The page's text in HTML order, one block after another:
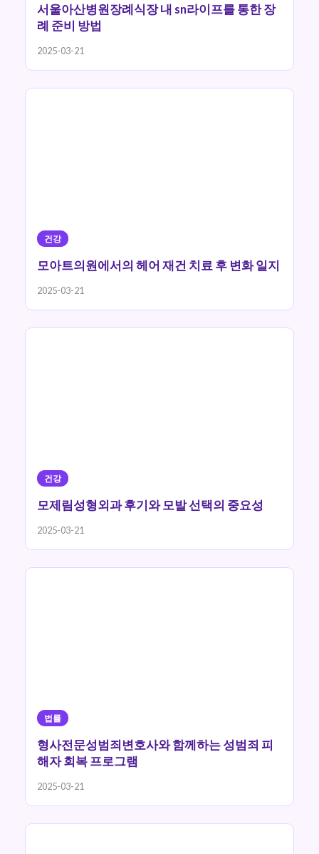
서울아산병원장례식장 내 sn라이프를 통한 장
례 준비 방법
2025-03-21
건강
모아트의원에서의 헤어 재건 치료 후 변화 일지
2025-03-21
건강
모제림성형외과 후기와 모발 선택의 중요성
2025-03-21
법률
형사전문성범죄변호사와 함께하는 성범죄 피
해자 회복 프로그램
2025-03-21